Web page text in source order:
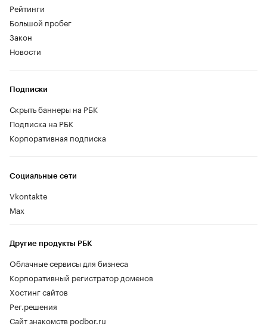
Рейтинги
Большой пробег
Закон
Новости
Социальные сети
Vkontakte
Max
Другие продукты РБК
Облачные сервисы для бизнеса
Корпоративный регистратор доменов
Хостинг сайтов
Рег.решения
Сайт знакомств podbor.ru
Подписки
Скрыть баннеры на РБК
Подписка на РБК
Корпоративная подписка